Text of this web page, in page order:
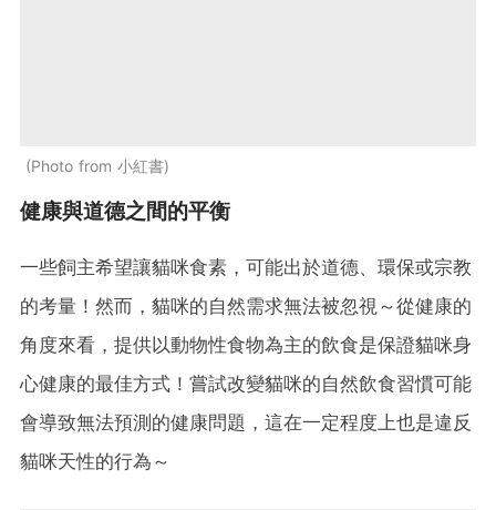
Photo from 小紅書
健康與道德之間的平衡
一些飼主希望讓貓咪食素，可能出於道德、環保或宗教
的考量！然而，貓咪的自然需求無法被忽視～從健康的
角度來看，提供以動物性食物為主的飲食是保證貓咪身
心健康的最佳方式！嘗試改變貓咪的自然飲食習慣可能
會導致無法預測的健康問題，這在一定程度上也是違反
貓咪天性的行為～